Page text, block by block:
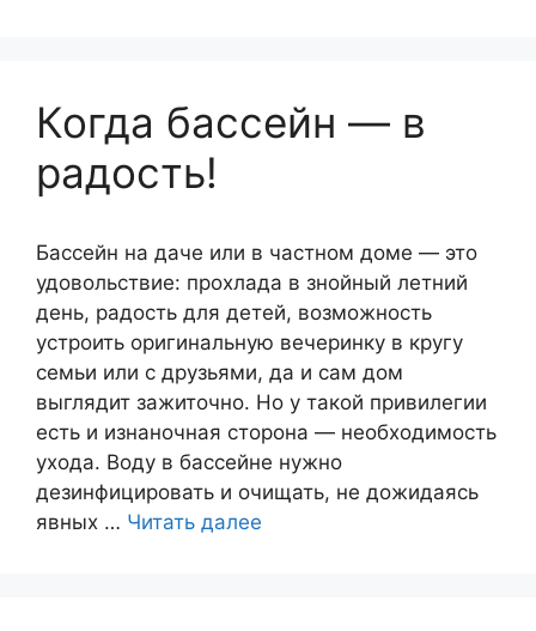
Когда бассейн — в
радость!
Бассейн на даче или в частном доме — это
удовольствие: прохлада в знойный летний
день, радость для детей, возможность
устроить оригинальную вечеринку в кругу
семьи или с друзьями, да и сам дом
выглядит зажиточно. Но у такой привилегии
есть и изнаночная сторона — необходимость
ухода. Воду в бассейне нужно
дезинфицировать и очищать, не дожидаясь
явных … Читать далее